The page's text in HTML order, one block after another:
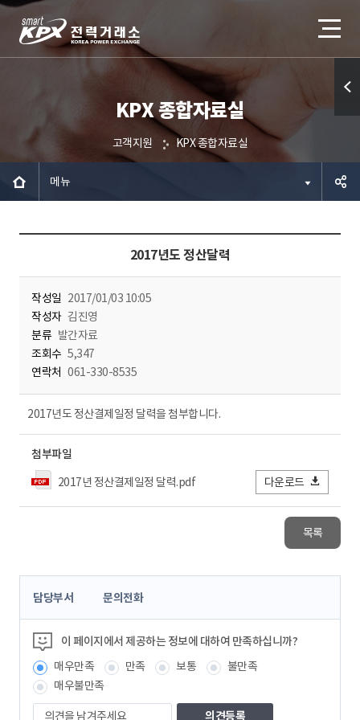
KPX 종합자료실
고객지원 KPX 종합자료실
메뉴
2017년도 정산달력
작성일 2017/01/03 10:05
작성자 김진영
분류 발간자료
조회수 5,347
연락처 061-330-8535
2017년도 정산결제일정 달력을 첨부합니다.
첨부파일
2017년 정산결제일정 달력.pdf
다운로드
목록
콘
츠
정
보
책
임
자
담당부서 문의전화
이 페이지에서 제공하는 정보에 대하여 만족하십니까?
매우만족
만족 보통
불만족
매우불만족
의